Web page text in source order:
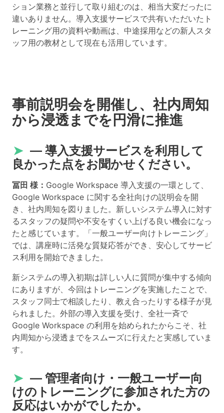
ション業務と並行して取り組むのは、相当大変だったに
違いありません。導入支援サービスで共有いただいたト
レーニング用の資料や動画は、中途採用などの新人スタ
ッフ用の教材として現在も活用しています。
事前説明会を開催し、社内周知
から浸透までを円滑に推進
➤ ― 導入支援サービスを利用して
良かった点をお聞かせください。
冨田 様： Google Workspace 導入支援の一環として、
Google Workspace に関する全社向けの説明会を開
き、社内周知を図りました。新しいシステム導入に対す
るスタッフの疑問や不安をすくい上げる良い機会になっ
たと感じています。「一般ユーザー向けトレーニング」
では、講座時に活発な質疑応答ができ、安心してサービ
ス利用を開始できました。
新システムの導入初期は詳しい人に質問が集中する傾向
にありますが、今回はトレーニングを実施したことで、
スタッフ同士で相談したり、教え合ったりする様子が見
られました。外部の導入支援を受け、全社一斉で
Google Workspace の利用を始められたからこそ、社
内周知から浸透までをスムーズに行えたと実感していま
す。
➤ ― 管理者向け・一般ユーザー向
けのトレーニングに参加された方の
反応はいかがでしたか。